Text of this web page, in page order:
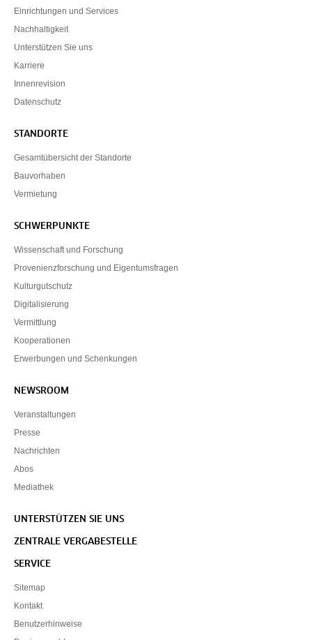
Einrichtungen und Services
Nachhaltigkeit
Unterstützen Sie uns
Karriere
Innenrevision
Datenschutz
STANDORTE
Gesamtübersicht der Standorte
Bauvorhaben
Vermietung
SCHWERPUNKTE
Wissenschaft und Forschung
Provenienzforschung und Eigentumsfragen
Kulturgutschutz
Digitalisierung
Vermittlung
Kooperationen
Erwerbungen und Schenkungen
NEWSROOM
Veranstaltungen
Presse
Nachrichten
Abos
Mediathek
UNTERSTÜTZEN SIE UNS
ZENTRALE VERGABESTELLE
SERVICE
Sitemap
Kontakt
Benutzerhinweise